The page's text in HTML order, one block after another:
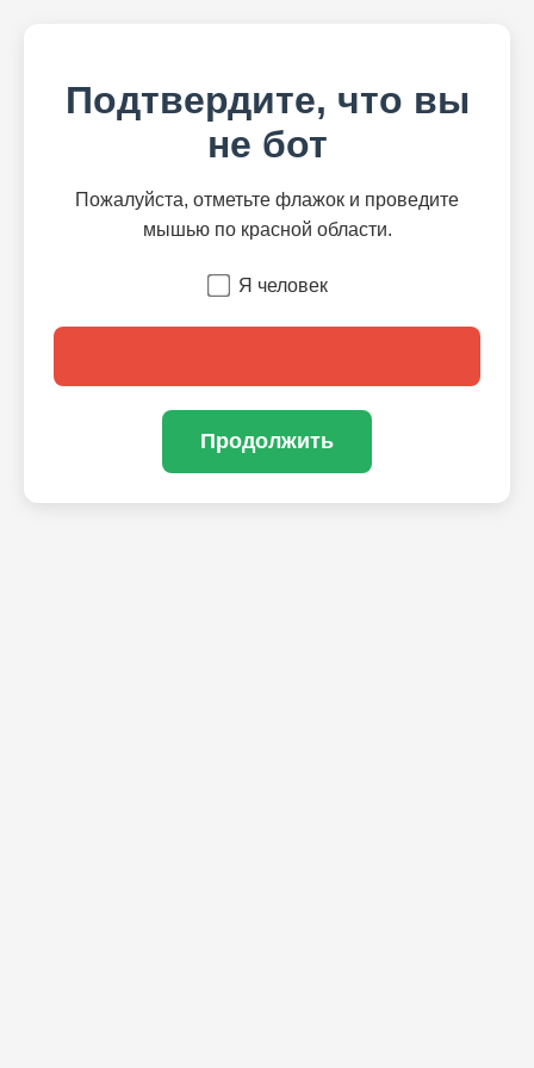
Подтвердите, что вы
не бот
Пожалуйста, отметьте флажок и проведите
мышью по красной области.
Я человек
Продолжить